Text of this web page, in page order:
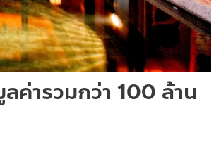
ค่ารวมกว่า 100 ล้าน